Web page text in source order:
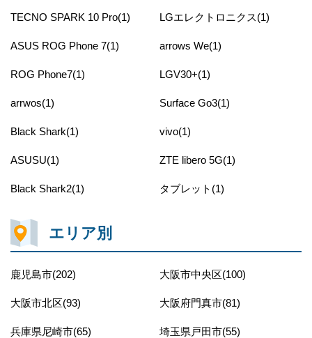
TECNO SPARK 10 Pro(1) LGエレクトロニクス(1)
ASUS ROG Phone 7(1) arrows We(1)
ROG Phone7(1) LGV30+(1)
arrwos(1) Surface Go3(1)
Black Shark(1) vivo(1)
ASUSU(1) ZTE libero 5G(1)
Black Shark2(1) タブレット(1)
エリア別
鹿児島市(202) 大阪市中央区(100)
大阪市北区(93) 大阪府門真市(81)
兵庫県尼崎市(65) 埼玉県戸田市(55)